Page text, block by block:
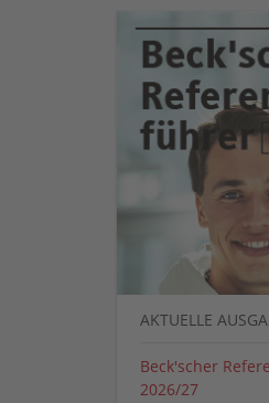
AKTUELLE
Beck'scher
2026/27